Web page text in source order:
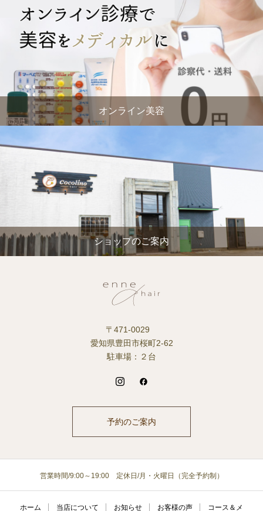
オンライン美容
ショップのご案内
〒471-0029
愛知県豊田市桜町2-62
駐車場：２台
予約のご案内
営業時間/9:00～19:00 定休日/月・火曜日（完全予約制）
ホーム 当店について お知らせ お客様の声 コース＆メ